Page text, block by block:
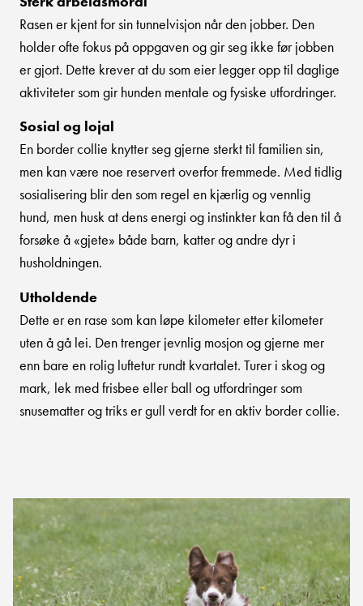
Rasen er kjent for sin tunnelvisjon når den jobber. Den
holder ofte fokus på oppgaven og gir seg ikke før jobben
er gjort. Dette krever at du som eier legger opp til daglige
aktiviteter som gir hunden mentale og fysiske utfordringer.
Sosial og lojal
En border collie knytter seg gjerne sterkt til familien sin,
men kan være noe reservert overfor fremmede. Med tidlig
sosialisering blir den som regel en kjærlig og vennlig
hund, men husk at dens energi og instinkter kan få den til å
forsøke å «gjet​e» både barn, katter og andre dyr i
husholdningen.
Utholdende
Dette er en rase som kan løpe kilometer etter kilometer
uten å gå lei. Den trenger jevnlig mosjon og gjerne mer
enn bare en rolig luftetur rundt kvartalet. Turer i skog og
mark, lek med frisbee eller ball og utfordringer som
snusematter og triks er gull verdt for en aktiv border collie.